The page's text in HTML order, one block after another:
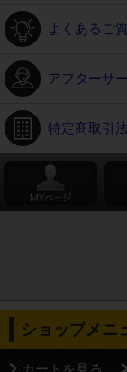
よくあるご
アフターサ
特定商取引法
ショップメニ